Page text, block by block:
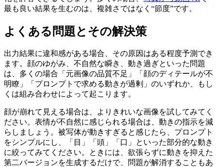
最も良い結果を生むのは、複雑さではなく“節度”です。
よくある問題とその解決策
出力結果に違和感がある場合、その原因はある程度予測でき
ます。顔のゆがみ、不自然な瞬き、動き過ぎといった問題
は、多くの場合「元画像の品質不足」「顔のディテールが不
明瞭」「プロンプトで求める動きが過剰」のいずれか、もし
くは組み合わせによって起こります。
顔が崩れて見える場合は、よりきれいな画像を試してみてく
ださい。表情が不自然に感じられる場合は、動きの指示を減
らしましょう。被写体が動きすぎると感じたら、プロンプト
をシンプルにし、「目」「頭」「口」といった部分的な動き
に絞ってみてください。ときには、欲張らずに動きを抑えた
第二バージョンを生成するだけで、問題が解消することもあ